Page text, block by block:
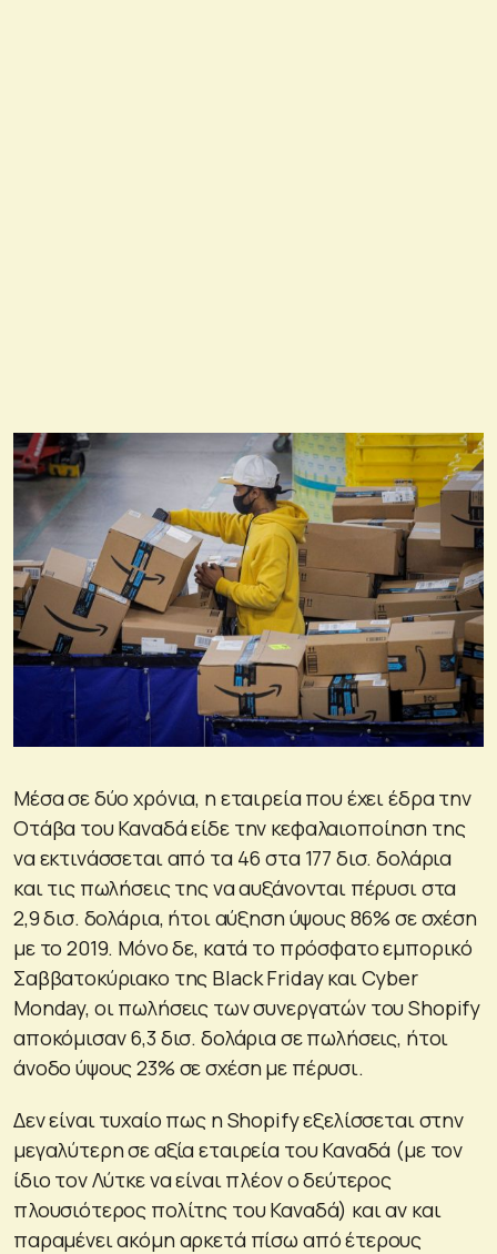
Μέσα σε δύο χρόνια, η εταιρεία που έχει έδρα την
Οτάβα του Καναδά είδε την κεφαλαιοποίηση της
να εκτινάσσεται από τα 46 στα 177 δισ. δολάρια
και τις πωλήσεις της να αυξάνονται πέρυσι στα
2,9 δισ. δολάρια, ήτοι αύξηση ύψους 86% σε σχέση
με το 2019. Μόνο δε, κατά το πρόσφατο εμπορικό
Σαββατοκύριακο της Black Friday και Cyber
Monday, οι πωλήσεις των συνεργατών του Shopify
αποκόμισαν 6,3 δισ. δολάρια σε πωλήσεις, ήτοι
άνοδο ύψους 23% σε σχέση με πέρυσι.
Δεν είναι τυχαίο πως η Shopify εξελίσσεται στην
μεγαλύτερη σε αξία εταιρεία του Καναδά (με τον
ίδιο τον Λύτκε να είναι πλέον ο δεύτερος
πλουσιότερος πολίτης του Καναδά) και αν και
παραμένει ακόμη αρκετά πίσω από έτερους